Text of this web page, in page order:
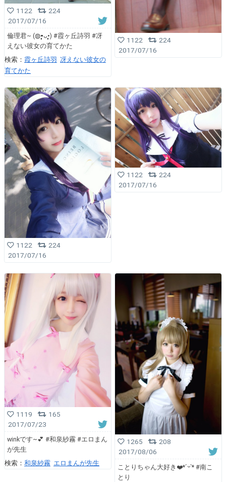
1122
224
2017/07/16
倫理君~ (◍⁃͈ᴗ•͈) #霞ヶ丘詩羽 #冴
えない彼女の育てかた
検索： 霞ヶ丘詩羽 冴えない彼女の
育てかた
1122
224
2017/07/16
1122
224
2017/07/16
1122
224
2017/07/16
1119
165
2017/07/23
winkです~💕 #和泉紗霧 #エロまん
が先生
検索： 和泉紗霧 エロまんが先生
1265
208
2017/08/06
ことりちゃん大好き❤️*ˊᵕˋ* #南こ
とり